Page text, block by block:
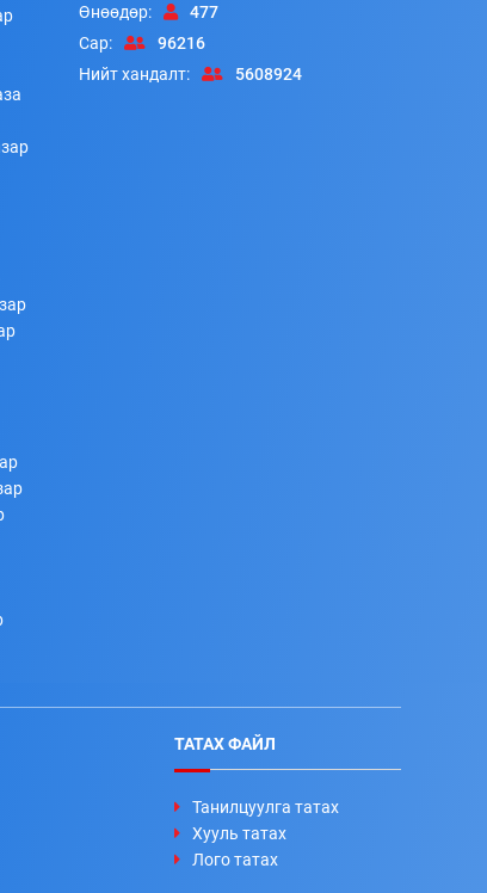
Өнөөдөр:
477
Сар:
96216
Нийт хандалт:
5608924
ТАТАХ ФАЙЛ
Танилцуулга татах
Хууль татах
Лого татах